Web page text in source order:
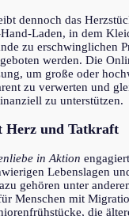
dennoch das
Laden, in dem
zu erschwinglichen
werden. Die
um große oder
zu verwerten und
zu unterstützen.
Herz und Tatkraft
in Aktion
Lebenslagen
gehören unter
Menschen mit
die